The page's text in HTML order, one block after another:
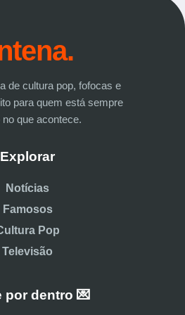
de cultura pop, fofocas e
para quem está sempre
no que acontece.
Explorar
Notícias
Famosos
Pop
Televisão
por dentro 💌